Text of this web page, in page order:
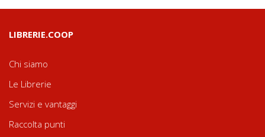
LIBRERIE.COOP
Chi siamo
Le Librerie
Servizi e vantaggi
Raccolta punti